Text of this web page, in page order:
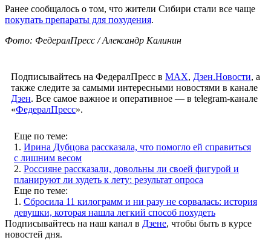
Ранее сообщалось о том, что жители Сибири стали все чаще
покупать препараты для похудения.
Фото: ФедералПресс / Александр Калинин
Подписывайтесь на ФедералПресс в МАХ, Дзен.Новости, а
также следите за самыми интересными новостями в канале
Дзен. Все самое важное и оперативное — в telegram-канале
«ФедералПресс».
Еще по теме:
1. Ирина Дубцова рассказала, что помогло ей справиться
с лишним весом
2. Россияне рассказали, довольны ли своей фигурой и
планируют ли худеть к лету: результат опроса
Еще по теме:
1. Сбросила 11 килограмм и ни разу не сорвалась: история
девушки, которая нашла легкий способ похудеть
Подписывайтесь на наш канал в Дзене, чтобы быть в курсе
новостей дня.